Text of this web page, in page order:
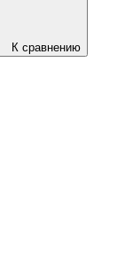
К сравнению